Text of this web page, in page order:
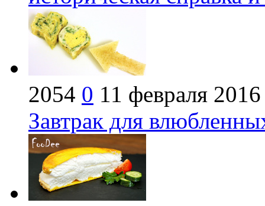
2054 0 11 февраля 2016
Завтрак для